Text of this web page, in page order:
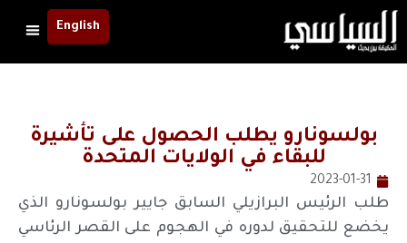
English
بولسونارو يطلب الحصول على تأشيرة
للبقاء في الولايات المتحدة
2023-01-31
طلب الرئيس البرازيلي السابق جايير بولسونارو الذي
يخضع للتحقيق لدوره في الهجوم على القصر الرئاسي